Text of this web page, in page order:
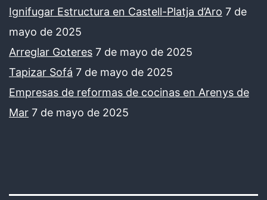
Ignifugar Estructura en Castell-Platja d’Aro 7 de
mayo de 2025
Arreglar Goteres 7 de mayo de 2025
Tapizar Sofá 7 de mayo de 2025
Empresas de reformas de cocinas en Arenys de
Mar 7 de mayo de 2025